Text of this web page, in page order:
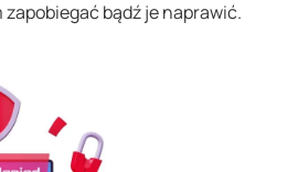
zapobiegać bądź je naprawić.